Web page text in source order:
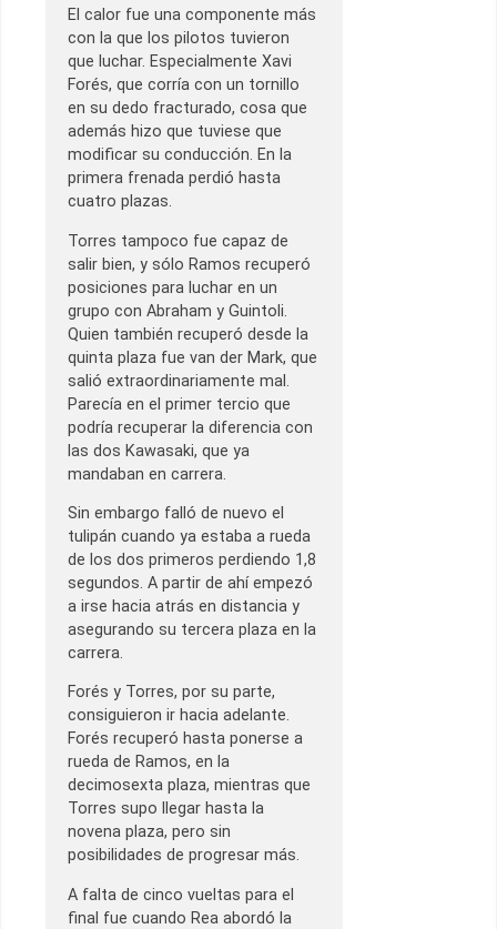
El calor fue una componente más
con la que los pilotos tuvieron
que luchar. Especialmente Xavi
Forés, que corría con un tornillo
en su dedo fracturado, cosa que
además hizo que tuviese que
modificar su conducción. En la
primera frenada perdió hasta
cuatro plazas.
Torres tampoco fue capaz de
salir bien, y sólo Ramos recuperó
posiciones para luchar en un
grupo con Abraham y Guintoli.
Quien también recuperó desde la
quinta plaza fue van der Mark, que
salió extraordinariamente mal.
Parecía en el primer tercio que
podría recuperar la diferencia con
las dos Kawasaki, que ya
mandaban en carrera.
Sin embargo falló de nuevo el
tulipán cuando ya estaba a rueda
de los dos primeros perdiendo 1,8
segundos. A partir de ahí empezó
a irse hacia atrás en distancia y
asegurando su tercera plaza en la
carrera.
Forés y Torres, por su parte,
consiguieron ir hacia adelante.
Forés recuperó hasta ponerse a
rueda de Ramos, en la
decimosexta plaza, mientras que
Torres supo llegar hasta la
novena plaza, pero sin
posibilidades de progresar más.
A falta de cinco vueltas para el
final fue cuando Rea abordó la